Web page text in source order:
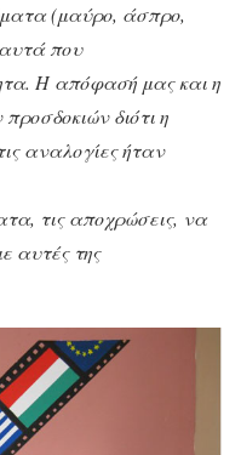
(μαύρο, άσπρο,
αυτά που
Η απόφασή μας και η
διότι η
αναλογίες ήταν
τις αποχρώσεις, να
αυτές της